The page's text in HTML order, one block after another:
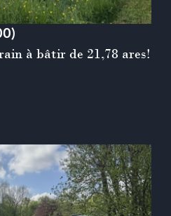
à bâtir de 21,78 ares!